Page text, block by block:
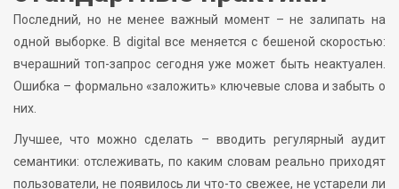
Последний, но не менее важный момент – не залипать на
одной выборке. В digital все меняется с бешеной скоростью:
вчерашний топ-запрос сегодня уже может быть неактуален.
Ошибка – формально «заложить» ключевые слова и забыть о
них.
Лучшее, что можно сделать – вводить регулярный аудит
семантики: отслеживать, по каким словам реально приходят
пользователи, не появилось ли что-то свежее, не устарели ли